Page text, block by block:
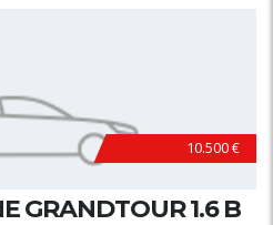
10.500 €
GRANDTOUR 1.6 B